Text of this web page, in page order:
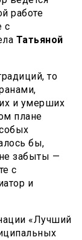
работе
с
Татьяной
то
и умерших
плане
бы,
забыты —
с
и
«Лучший